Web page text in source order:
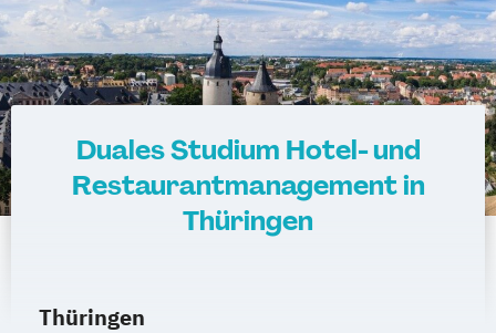
Duales Studium Hotel- und
Restaurantmanagement in
Thüringen
Thüringen